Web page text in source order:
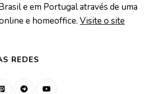
e em Portugal através de uma
e homeoffice. Visite o site
REDES